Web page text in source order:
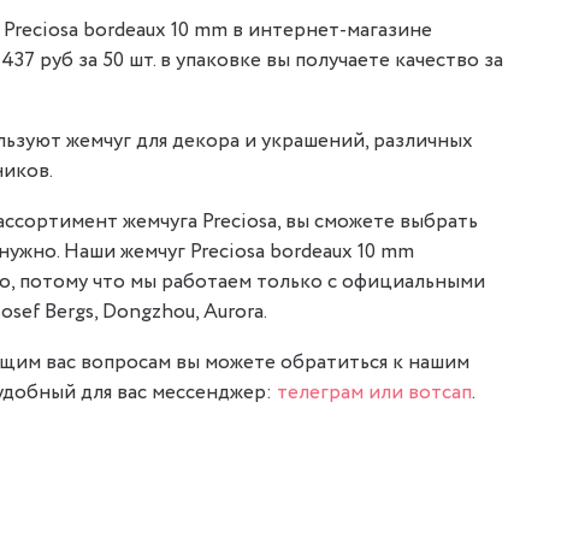
bordeaux 10 mm в интернет-магазине
руб за 50 шт. в упаковке вы получаете качество за
жемчуг для декора и украшений, различных
жемчуга Preciosa, вы сможете выбрать
Наши жемчуг Preciosa bordeaux 10 mm
потому что мы работаем только с официальными
Bergs, Dongzhou, Aurora.
вас вопросам вы можете обратиться к нашим
для вас мессенджер: телеграм или вотсап.